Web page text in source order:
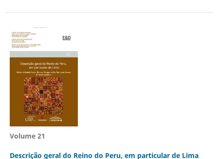
Volume 21
Descrição geral do Reino do Peru, em particular de Lima